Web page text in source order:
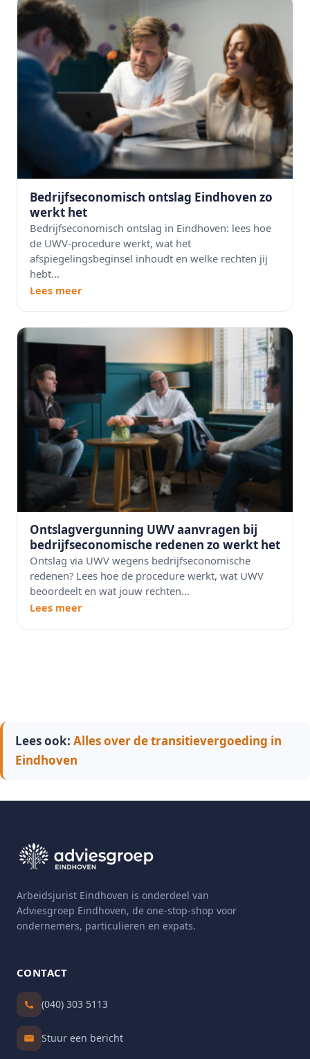
Bedrijfseconomisch ontslag Eindhoven zo
werkt het
Bedrijfseconomisch ontslag in Eindhoven: lees hoe
de UWV-procedure werkt, wat het
afspiegelingsbeginsel inhoudt en welke rechten jij
hebt...
Lees meer
Ontslagvergunning UWV aanvragen bij
bedrijfseconomische redenen zo werkt het
Ontslag via UWV wegens bedrijfseconomische
redenen? Lees hoe de procedure werkt, wat UWV
beoordeelt en wat jouw rechten...
Lees meer
Lees ook: Alles over de transitievergoeding in
Eindhoven
Arbeidsjurist Eindhoven is onderdeel van
Adviesgroep Eindhoven, de one-stop-shop voor
ondernemers, particulieren en expats.
CONTACT
(040) 303 5113
Stuur een bericht